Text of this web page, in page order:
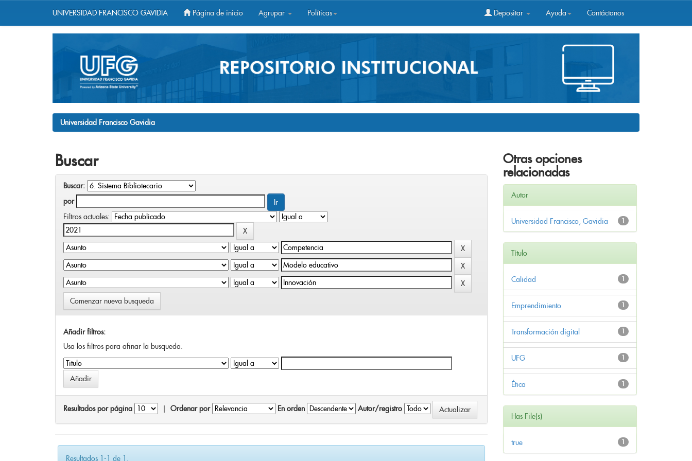
UNIVERSIDAD FRANCISCO GAVIDIA Página de inicio Agrupar Políticas Depositar Ayuda Contáctanos
Universidad Francisco Gavidia
Buscar
Buscar:
por
Filtros actuales:
Comenzar nueva busqueda
Añadir filtros:
Usa los filtros para afinar la busqueda.
Resultados por página Ordenar por En orden Autor/registro
Resultados 1-1 de 1.
Otras opciones
relacionadas
Autor
1
Universidad Francisco, Gavidia
Título
1
Calidad
1
Emprendimiento
1
Transformación digital
1
UFG
1
Ética
Has File(s)
1
true